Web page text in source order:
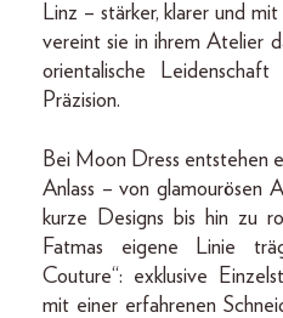
Linz – stärker, klarer und
vereint sie in ihrem Atelier
orientalische
Präzision.
Bei Moon Dress entstehen
Anlass – von glamourösen
kurze Designs bis hin zu
Fatmas eigene Linie
Couture“: exklusive
mit einer erfahrenen